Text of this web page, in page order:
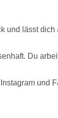
und lässt dich
Du
und